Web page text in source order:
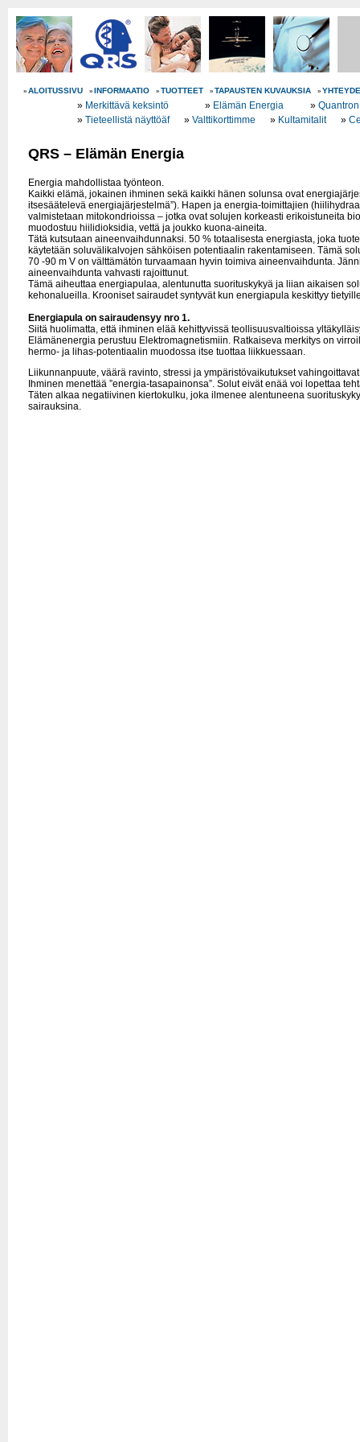
» ALOITUSSIVU » INFORMAATIO » TUOTTEET » TAPAUSTEN KUVAUKSIA »
» Merkittävä keksintö » Elämän Energia »
» Tieteellistä näyttöäf » Valttikorttimme » Kultamitalit »
QRS – Elämän Energia
Energia mahdollistaa työnteon.
Kaikki elämä, jokainen ihminen sekä kaikki hänen solunsa ovat
itsesäätelevä energiajärjestelmä”). Hapen ja energia-toimittajien
valmistetaan mitokondrioissa – jotka ovat solujen korkeasti erikoistuneita
muodostuu hiilidioksidia, vettä ja joukko kuona-aineita.
Tätä kutsutaan aineenvaihdunnaksi. 50 % totaalisesta energiasta, joka
käytetään soluvälikalvojen sähköisen potentiaalin rakentamiseen. Tämä
70 -90 m V on välttämätön turvaamaan hyvin toimiva aineenvaihdunta.
aineenvaihdunta vahvasti rajoittunut.
Tämä aiheuttaa energiapulaa, alentunutta suorituskykyä ja liian aikaisen
kehonalueilla. Krooniset sairaudet syntyvät kun energiapula keskittyy
Energiapula on sairaudensyy nro 1.
Siitä huolimatta, että ihminen elää kehittyvissä teollisuusvaltioissa
Elämänenergia perustuu Elektromagnetismiin. Ratkaiseva merkitys on
hermo- ja lihas-potentiaalin muodossa itse tuottaa liikkuessaan.
Liikunnanpuute, väärä ravinto, stressi ja ympäristövaikutukset
Ihminen menettää ”energia-tasapainonsa”. Solut eivät enää voi lopettaa
Täten alkaa negatiivinen kiertokulku, joka ilmenee alentuneena
sairauksina.